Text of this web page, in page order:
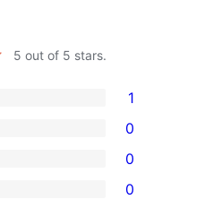
5 out of 5 stars.
1
0
0
0